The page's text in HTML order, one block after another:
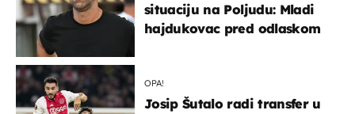
situaciju na Poljudu: Mladi
hajdukovac pred odlaskom
OPA!
Josip Šutalo radi transfer u